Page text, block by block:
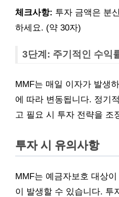
체크사항: 투자 금액은 분
하세요. (약 30자)
3단계: 주기적인 수익
MMF는 매일 이자가 발생
에 따라 변동됩니다. 정기
고 필요 시 투자 전략을 조
투자 시 유의사항
MMF는 예금자보호 대상
이 발생할 수 있습니다. 투